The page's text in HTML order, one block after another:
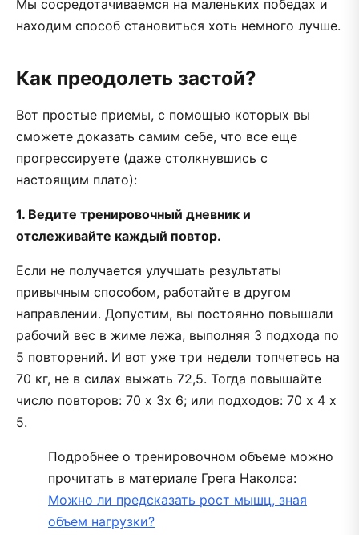
Мы сосредотачиваемся на маленьких победах и
находим способ становиться хоть немного лучше.
Как преодолеть застой?
Вот простые приемы, с помощью которых вы
сможете доказать самим себе, что все еще
прогрессируете (даже столкнувшись с
настоящим плато):
1. Ведите тренировочный дневник и
отслеживайте каждый повтор.
Если не получается улучшать результаты
привычным способом, работайте в другом
направлении. Допустим, вы постоянно повышали
рабочий вес в жиме лежа, выполняя 3 подхода по
5 повторений. И вот уже три недели топчетесь на
70 кг, не в силах выжать 72,5. Тогда повышайте
число повторов: 70 х 3х 6; или подходов: 70 х 4 х
5.
Подробнее о тренировочном объеме можно
прочитать в материале Грега Наколса:
Можно ли предсказать рост мышц, зная
объем нагрузки?